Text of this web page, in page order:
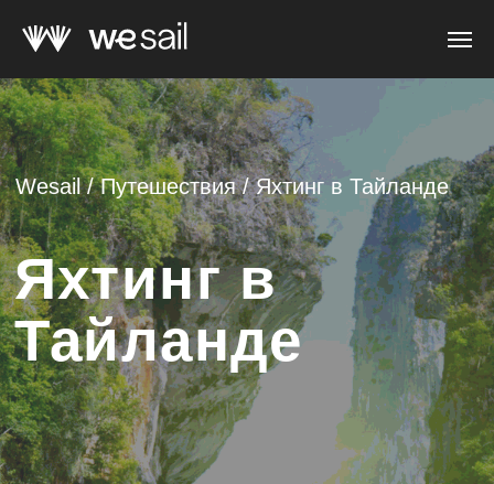
Оставить заявку
Wesail/Путешествия/Яхтинг в Тайланде
Яхтинг в
Тайланде
Оставьте заявку и узнайте
ближайшую дату путешествия